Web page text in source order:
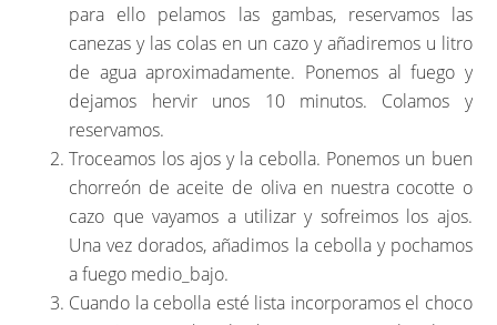
para ello pelamos las gambas, reservamos las
canezas y las colas en un cazo y añadiremos u litro
de agua aproximadamente. Ponemos al fuego y
dejamos hervir unos 10 minutos. Colamos y
reservamos.
Troceamos los ajos y la cebolla. Ponemos un buen
chorreón de aceite de oliva en nuestra cocotte o
cazo que vayamos a utilizar y sofreimos los ajos.
Una vez dorados, añadimos la cebolla y pochamos
a fuego medio_bajo.
Cuando la cebolla esté lista incorporamos el choco